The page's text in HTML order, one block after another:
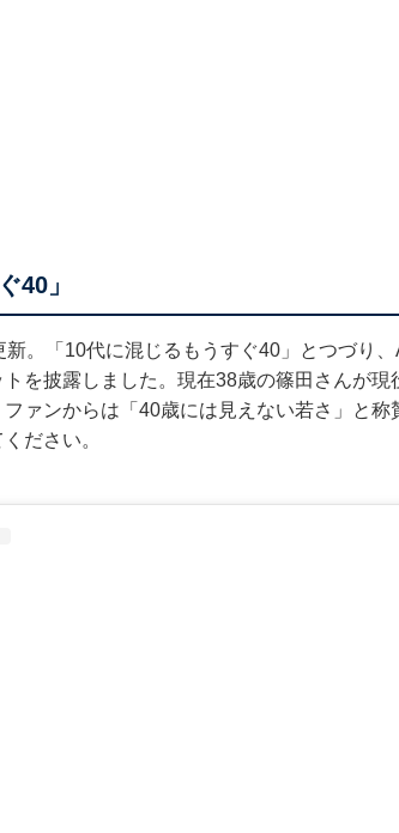
40」
。「10代に混じるもうすぐ40」とつづり
を披露しました。現在38歳の篠田さんが
ァンからは「40歳には見えない若さ」と称
ださい。